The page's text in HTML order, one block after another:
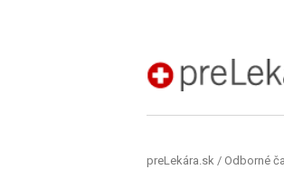
preLekára.sk
preLekára.sk / Odborné